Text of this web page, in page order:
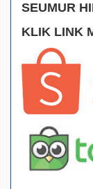
SEUMUR
KLIK LINK